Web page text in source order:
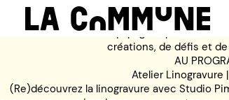
fêter les 26 ans de l’équipage le plus fou du
créations, de défis et
AU
Atelier Linogravure
(Re)découvrez la linogravure avec Studio